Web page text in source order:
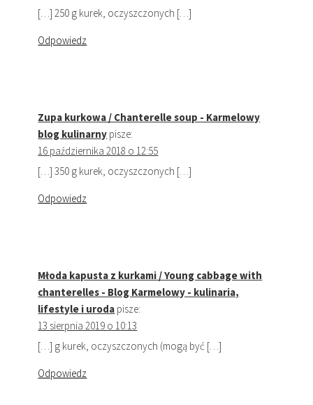
[…] 250 g kurek, oczyszczonych […]
Odpowiedz
Zupa kurkowa / Chanterelle soup - Karmelowy
blog kulinarny pisze:
16 października 2018 o 12:55
[…] 350 g kurek, oczyszczonych […]
Odpowiedz
Młoda kapusta z kurkami / Young cabbage with
chanterelles - Blog Karmelowy - kulinaria,
lifestyle i uroda pisze:
13 sierpnia 2019 o 10:13
[…] g kurek, oczyszczonych (mogą być […]
Odpowiedz